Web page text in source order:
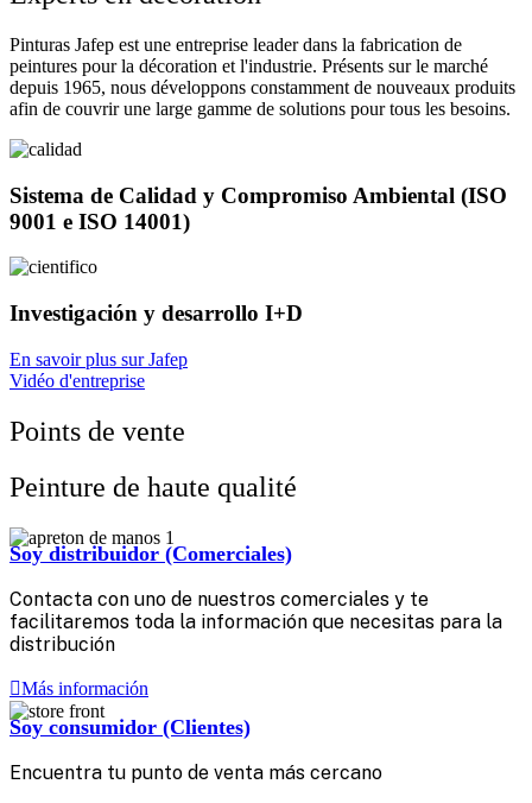
Pinturas Jafep est une entreprise leader dans la fabrication de
peintures pour la décoration et l'industrie. Présents sur le marché
depuis 1965, nous développons constamment de nouveaux produits
afin de couvrir une large gamme de solutions pour tous les besoins.
Sistema de Calidad y Compromiso Ambiental (ISO
9001 e ISO 14001)
Investigación y desarrollo I+D
En savoir plus sur Jafep
Vidéo d'entreprise
Points de vente
Peinture de haute qualité
Soy distribuidor (Comerciales)
Contacta con uno de nuestros comerciales y te
facilitaremos toda la información que necesitas para la
distribución
Más información
Soy consumidor (Clientes)
Encuentra tu punto de venta más cercano‎ ‎